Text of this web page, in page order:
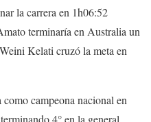
la carrera en 1h06:52
terminaría en Australia un
Kelati cruzó la meta en
campeona nacional en
4° en la general